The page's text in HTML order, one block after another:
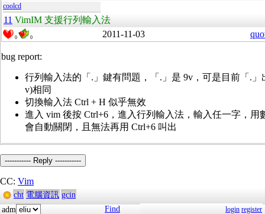
coolcd
11 VimIM 支援行列輸入法
0 0 2011-11-03
bug report:
行列輸入法的「.」鍵有問題，「.」是 9v，可是目前「.」
v)相同
切換輸入法 Ctrl + H 似乎無效
進入 vim 後按 Ctrl+6，進入行列輸入法，輸入任一字，用
會自動關閉，且無法再用 Ctrl+6 叫出
----------- Reply -----------
CC: Vim
cht 電腦資訊 gcin
adm
Find login register